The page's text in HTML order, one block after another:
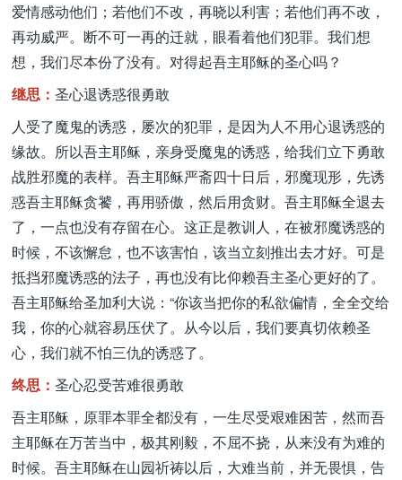
爱情感动他们；若他们不改，再晓以利害；若他们再不改，
再动威严。断不可一再的迁就，眼看着他们犯罪。我们想
想，我们尽本份了没有。对得起吾主耶稣的圣心吗？
继思： 圣心退诱惑很勇敢
人受了魔鬼的诱惑，屡次的犯罪，是因为人不用心退诱惑的
缘故。所以吾主耶稣，亲身受魔鬼的诱惑，给我们立下勇敢
战胜邪魔的表样。吾主耶稣严斋四十日后，邪魔现形，先诱
惑吾主耶稣贪饕，再用骄傲，然后用贪财。吾主耶稣全退去
了，一点也没有存留在心。这正是教训人，在被邪魔诱惑的
时候，不该懈怠，也不该害怕，该当立刻推出去才好。可是
抵挡邪魔诱惑的法子，再也没有比仰赖吾主圣心更好的了。
吾主耶稣给圣加利大说：“你该当把你的私欲偏情，全全交给
我，你的心就容易压伏了。从今以后，我们要真切依赖圣
心，我们就不怕三仇的诱惑了。
终思： 圣心忍受苦难很勇敢
吾主耶稣，原罪本罪全都没有，一生尽受艰难困苦，然而吾
主耶稣在万苦当中，极其刚毅，不屈不挠，从来没有为难的
时候。吾主耶稣在山园祈祷以后，大难当前，并无畏惧，告